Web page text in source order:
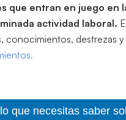
que entran en juego en
actividad laboral.
conocimientos, destrezas y
que necesitas saber